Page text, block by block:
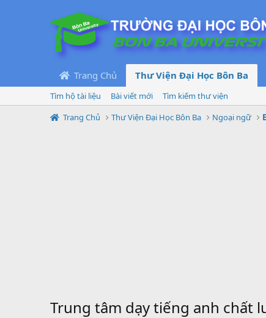
Trang Chủ Thư Viện Đại Học Bôn Ba
Tìm hộ tài liệu Bài viết mới
Tìm kiếm thư viện
Trang Chủ
Thư Viện Đại Học Bôn Ba Ngoại ngữ
Trung tâm dạy tiếng anh chất